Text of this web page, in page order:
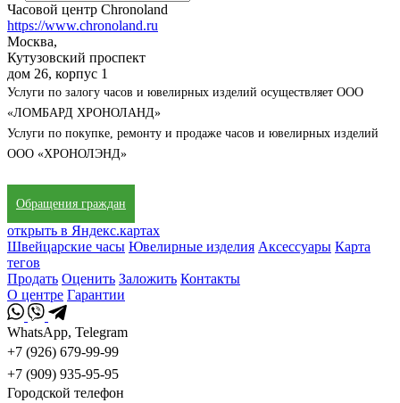
Часовой центр Chronoland
https://www.chronoland.ru
Москва,
Кутузовский проспект
дом 26, корпус 1
Услуги по залогу часов и ювелирных изделий осуществляет ООО
«ЛОМБАРД ХРОНОЛАНД»
Услуги по покупке, ремонту и продаже часов и ювелирных изделий
ООО «ХРОНОЛЭНД»
Обращения граждан
открыть в Яндекс.картах
Швейцарские часы Ювелирные изделия Аксессуары Карта
тегов
Продать Оценить Заложить Контакты
О центре Гарантии
WhatsApp, Telegram
+7 (926) 679-99-99
+7 (909) 935-95-95
Городской телефон